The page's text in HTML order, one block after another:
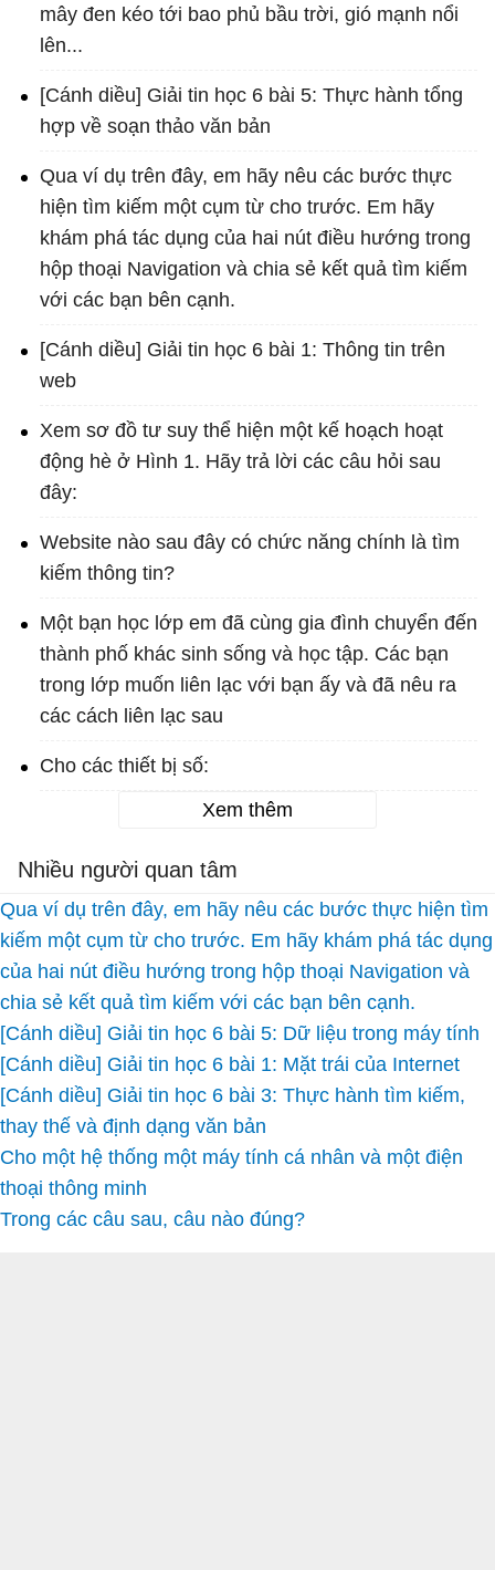
mây đen kéo tới bao phủ bầu trời, gió mạnh nổi
lên...
[Cánh diều] Giải tin học 6 bài 5: Thực hành tổng
hợp về soạn thảo văn bản
Qua ví dụ trên đây, em hãy nêu các bước thực
hiện tìm kiếm một cụm từ cho trước. Em hãy
khám phá tác dụng của hai nút điều hướng trong
hộp thoại Navigation và chia sẻ kết quả tìm kiếm
với các bạn bên cạnh.
[Cánh diều] Giải tin học 6 bài 1: Thông tin trên
web
Xem sơ đồ tư suy thể hiện một kế hoạch hoạt
động hè ở Hình 1. Hãy trả lời các câu hỏi sau
đây:
Website nào sau đây có chức năng chính là tìm
kiếm thông tin?
Một bạn học lớp em đã cùng gia đình chuyển đến
thành phố khác sinh sống và học tập. Các bạn
trong lớp muốn liên lạc với bạn ấy và đã nêu ra
các cách liên lạc sau
Cho các thiết bị số:
Xem thêm
Nhiều người quan tâm
Qua ví dụ trên đây, em hãy nêu các bước thực hiện tìm
kiếm một cụm từ cho trước. Em hãy khám phá tác dụng
của hai nút điều hướng trong hộp thoại Navigation và
chia sẻ kết quả tìm kiếm với các bạn bên cạnh.
[Cánh diều] Giải tin học 6 bài 5: Dữ liệu trong máy tính
[Cánh diều] Giải tin học 6 bài 1: Mặt trái của Internet
[Cánh diều] Giải tin học 6 bài 3: Thực hành tìm kiếm,
thay thế và định dạng văn bản
Cho một hệ thống một máy tính cá nhân và một điện
thoại thông minh
Trong các câu sau, câu nào đúng?